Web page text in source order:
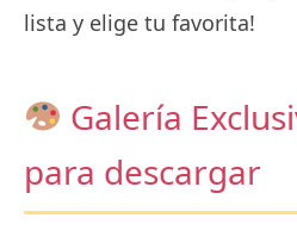
lista y elige tu favorita!
Galería
para descargar